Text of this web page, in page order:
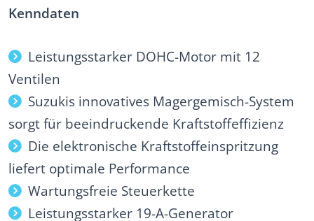
Kenndaten
Leistungsstarker DOHC-Motor mit 12
Ventilen
Suzukis innovatives Magergemisch-System
sorgt für beeindruckende Kraftstoffeffizienz
Die elektronische Kraftstoffeinspritzung
liefert optimale Performance
Wartungsfreie Steuerkette
Leistungsstarker 19-A-Generator